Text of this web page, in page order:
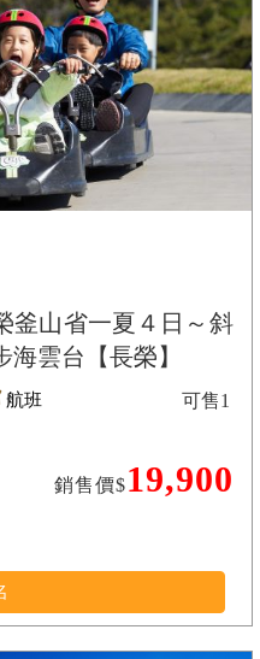
釜山省一夏４日～斜
雲台【長榮】
航班
銷售價$19,900
可售1